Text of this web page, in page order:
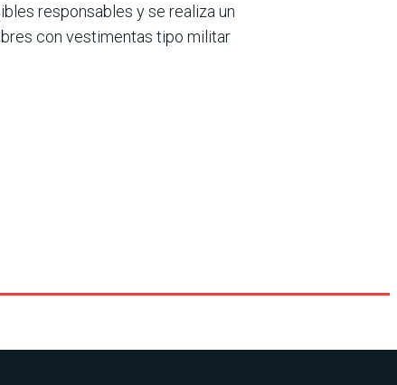
responsables y se realiza un
con vestimentas tipo militar